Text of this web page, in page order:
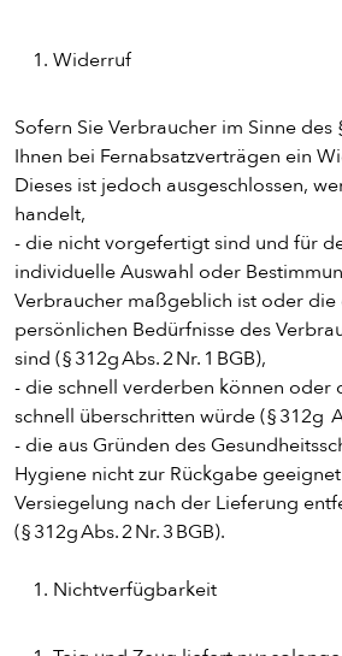
CALZONE
BAGUETTE
PASTA
AUFLAUF
BURGER
Widerruf
Sofern Sie Verbraucher im Sinne des
Ihnen bei Fernabsatzverträgen ein
Dieses ist jedoch ausgeschlossen,
handelt,
- die nicht vorgefertigt sind und für
individuelle Auswahl oder
Verbraucher maßgeblich ist oder
persönlichen Bedürfnisse des
sind (§ 312g Abs. 2 Nr. 1 BGB),
- die schnell verderben können oder
schnell überschritten würde (§ 312g
- die aus Gründen des
Hygiene nicht zur Rückgabe
Versiegelung nach der Lieferung
(§ 312g Abs. 2 Nr. 3 BGB).
Nichtverfügbarkeit